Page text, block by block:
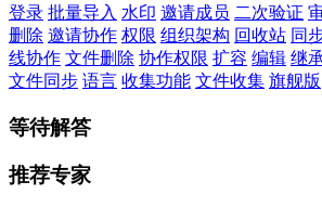
登录 批量导入 水印 邀请成员 二次验证
删除 邀请协作 权限 组织架构 回收站 同
线协作 文件删除 协作权限 扩容 编辑 继
文件同步 语言 收集功能 文件收集 旗舰版
等待解答
推荐专家